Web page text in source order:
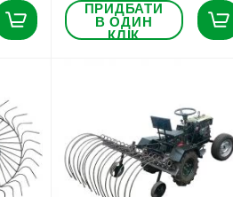
ПРИДБАТИ
В ОДИН
КЛІК